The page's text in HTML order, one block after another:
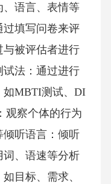
语言、表情等
填写问卷来评
被评估者进行
法：通过进行
如MBTI测试、DI
观察个体的行为
听语言：倾听
、语速等分析
目标、需求、